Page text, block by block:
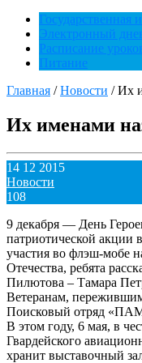
Государственная
Электронный
Расписание
Питание
Главная /Новости /Их
Их именами
14 12 2015
Новости
108
9 декабря — День
патриотической акции
участия во флэш-мобе
Отечества, ребята
Пилютова – Тамара
Ветеранам,
Поисковый отряд
В этом году, 6 мая, в
Гвардейского
хранит выставочный